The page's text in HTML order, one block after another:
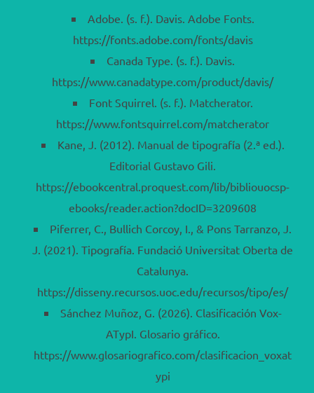
Adobe. (s. f.). Davis. Adobe Fonts.
https://fonts.adobe.com/fonts/davis
Canada Type. (s. f.). Davis.
https://www.canadatype.com/product/davis/
Font Squirrel. (s. f.). Matcherator.
https://www.fontsquirrel.com/matcherator
Kane, J. (2012). Manual de tipografía (2.ª ed.).
Editorial Gustavo Gili.
https://ebookcentral.proquest.com/lib/bibliouocsp-
ebooks/reader.action?docID=3209608
Piferrer, C., Bullich Corcoy, I., & Pons Tarranzo, J.
J. (2021). Tipografía. Fundació Universitat Oberta de
Catalunya.
https://disseny.recursos.uoc.edu/recursos/tipo/es/
Sánchez Muñoz, G. (2026). Clasificación Vox-
ATypI. Glosario gráfico.
https://www.glosariografico.com/clasificacion_voxat
ypi